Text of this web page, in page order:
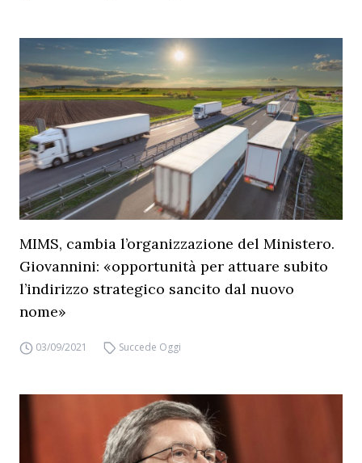
MIMS, cambia l’organizzazione del Ministero.
Giovannini: «opportunità per attuare subito
l’indirizzo strategico sancito dal nuovo
nome»
03/09/2021 Succede Oggi